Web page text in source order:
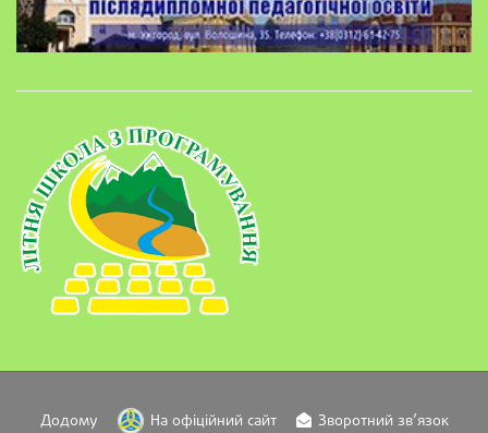
Додому На офіційний сайт Зворотний зв’язок